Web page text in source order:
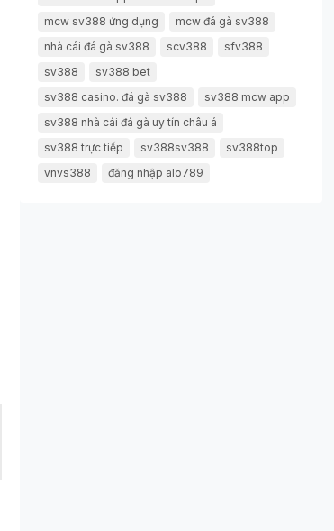
mcw sv388 ứng dụng
mcw đá gà sv388
nhà cái đá gà sv388
scv388
sfv388
sv388
sv388 bet
sv388 casino. đá gà sv388
sv388 mcw app
sv388 nhà cái đá gà uy tín châu á
sv388 trực tiếp
sv388sv388
sv388top
vnvs388
đăng nhập alo789